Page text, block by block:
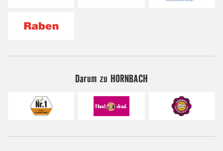
Darum zu HORNBACH